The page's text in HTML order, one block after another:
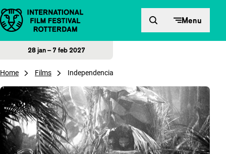
Direct naar inhoud Menu
28 jan – 7 feb 2027
Home Films Independencia